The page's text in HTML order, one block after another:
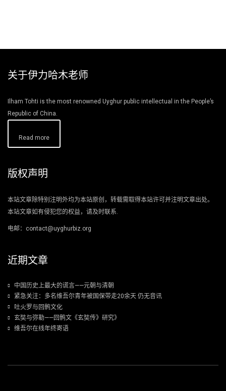
关于伊力哈木老师
Ilham Tohti is the most renowned Uyghur public intellectual in the People’s
Republic of China.
Read more
版权声明
本站文章除特别注明外均为本站原创，转载需取得本站许可并注明文章出处。
本站文章如有侵犯您的权益，请及时联系.
电邮：contact@uyghurbiz.org
近期文章
中国历史上最大的谎言——元朝与清朝
紧急关注：多名维吾尔青年被国保带走20余天 仍无音讯
吐火罗与回鹘文化
玄奘与弥勒——回鹘文《玄奘传》研究》
维吾尔在线年终寄语